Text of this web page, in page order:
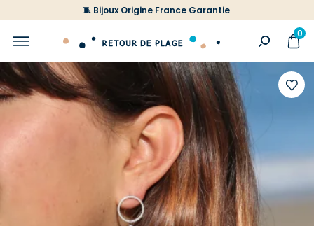
🧵 Bijoux Origine France Garantie
0
liste